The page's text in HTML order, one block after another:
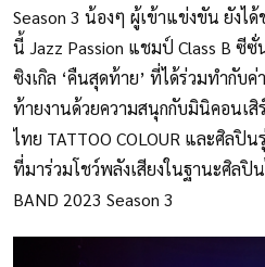
Season 3 น้องๆ ผู้เข้าแข่งขัน ยังไ
นี้ Jazz Passion แชมป์ Class B ซี
ซิงเกิล ‘คืนสุดท้าย’ ที่ได้ร่วมทำกับ
ท้ายงานด้วยความสนุกกับมินิคอนเ
ไทย TATTOO COLOUR และศิลปิน
ที่มาร่วมโชว์พลังเสียงในฐานะศิลปิ
BAND 2023 Season 3